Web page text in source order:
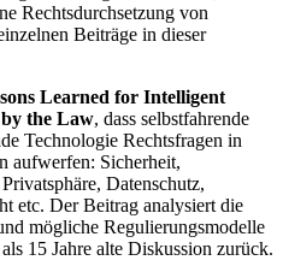
Rechtsdurchsetzung von
Beiträge in dieser
Learned for Intelligent
the Law, dass selbstfahrende
Technologie Rechtsfragen in
aufwerfen: Sicherheit,
Datenschutz,
etc. Der Beitrag analysiert die
mögliche Regulierungsmodelle
15 Jahre alte Diskussion zurück.